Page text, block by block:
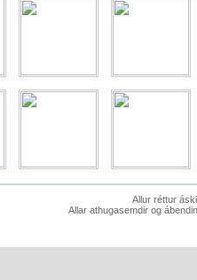
Allur réttur
Allar athugasemdir og